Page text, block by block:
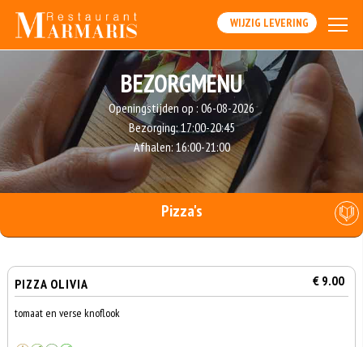
WIJZIG LEVERING
BEZORGMENU
Openingstijden op : 06-08-2026
Bezorging:17:00-20:45
Afhalen:16:00-21:00
Pizza's
PIZZA OLIVIA € 9.00
tomaat en verse knoflook